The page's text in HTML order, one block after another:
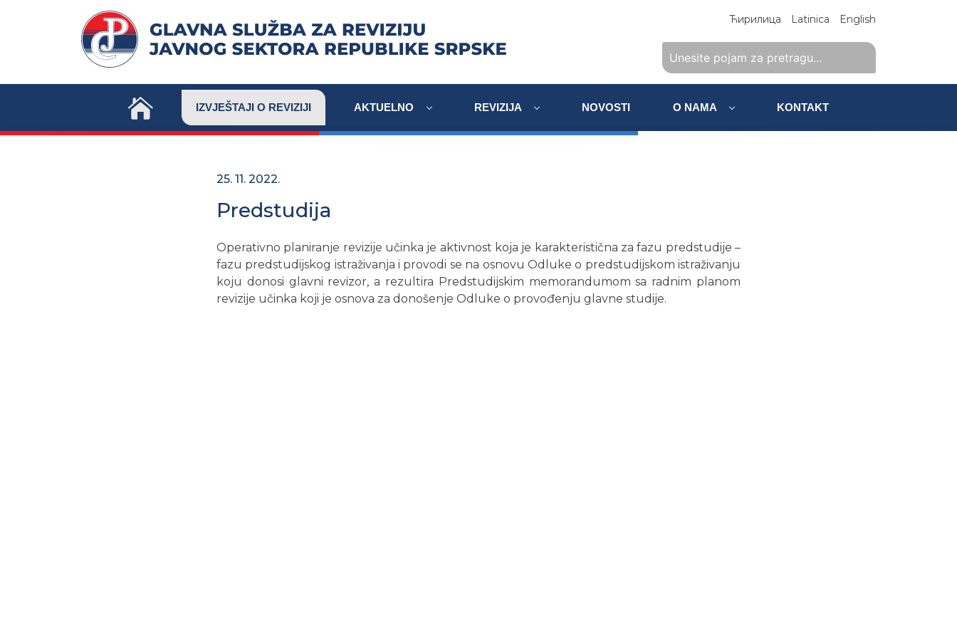
Ћирилица Latinica English
IZVJEŠTAJI O REVIZIJI AKTUELNO REVIZIJA NOVOSTI O NAMA KONTAKT
25. 11. 2022.
Predstudija
Operativno planiranje revizije učinka je aktivnost koja je karakteristična za fazu predstudije –
fazu predstudijskog istraživanja i provodi se na osnovu Odluke o predstudijskom istraživanju
koju donosi glavni revizor, a rezultira Predstudijskim memorandumom sa radnim planom
revizije učinka koji je osnova za donošenje Odluke o provođenju glavne studije.